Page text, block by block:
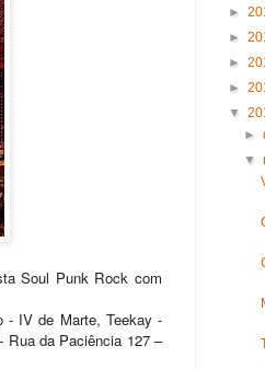
Soul Punk Rock com
- IV de Marte, Teekay -
Rua da Paciência 127 –
►
►
►
►
▼
►
▼